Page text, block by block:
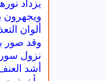
يزداد
ويجهرون
ألوان
وقد صور
نزول
أشد